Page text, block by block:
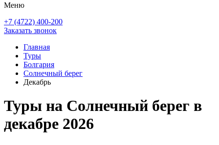
Меню
+7 (4722) 400-200
Заказать звонок
Главная
Туры
Болгария
Солнечный берег
Декабрь
Туры на Солнечный берег в
декабре 2026